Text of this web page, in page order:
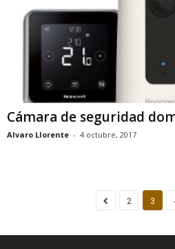
Cámara de seguridad
Alvaro Llorente - 4 octubre, 2017
2 3